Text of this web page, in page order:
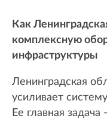
Как
комплексную
инфраструктуры
Ленинградская
усиливает
Ее главная